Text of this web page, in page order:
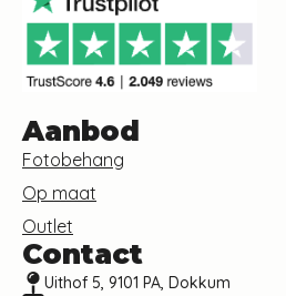
Aanbod
Fotobehang
Op maat
Outlet
Contact
Uithof 5, 9101 PA, Dokkum